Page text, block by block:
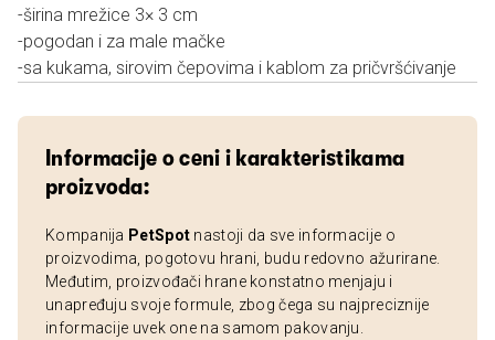
-širina mrežice 3× 3 cm
-pogodan i za male mačke
-sa kukama, sirovim čepovima i kablom za pričvršćivanje
Informacije o ceni i karakteristikama
proizvoda:
Kompanija PetSpot nastoji da sve informacije o
proizvodima, pogotovu hrani, budu redovno ažurirane.
Međutim, proizvođači hrane konstatno menjaju i
unapređuju svoje formule, zbog čega su najpreciznije
informacije uvek one na samom pakovanju.